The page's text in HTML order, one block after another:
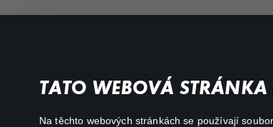
TATO WEBOVÁ
Na těchto webových stránkách se používají
Action